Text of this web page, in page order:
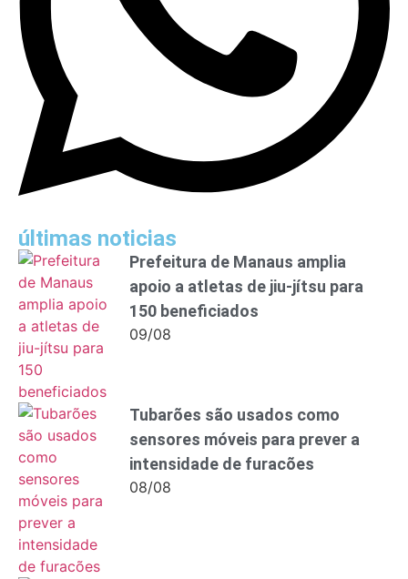
últimas noticias
Prefeitura de Manaus amplia
apoio a atletas de jiu-jítsu para
150 beneficiados
09/08
Tubarões são usados como
sensores móveis para prever a
intensidade de furacões
08/08